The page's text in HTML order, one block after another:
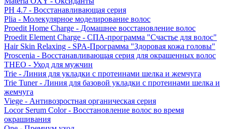
PH 4.7 - Восстанавливающая серия
Plia - Молекулярное моделирование волос
Proedit Home Charge - Домашнее восстановление волос
Proedit Element Charge - СПА-программа "Счастье для волос"
Hair Skin Relaxing - SPA-Программа "Здоровая кожа головы"
Proscenia - Восстанавливающая серия для окрашенных волос
THEO - Уход для мужчин
Trie - Линия для укладки с протеинами шелка и жемчуга
Trie Tuner - Линия для базовой укладки с протеинами шелка и
жемчуга
Viege - Антивозростная органическая серия
Locor Serum Color - Восстановление волос во время
окрашивания